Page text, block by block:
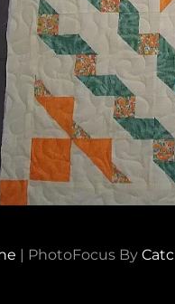
| PhotoFocus By